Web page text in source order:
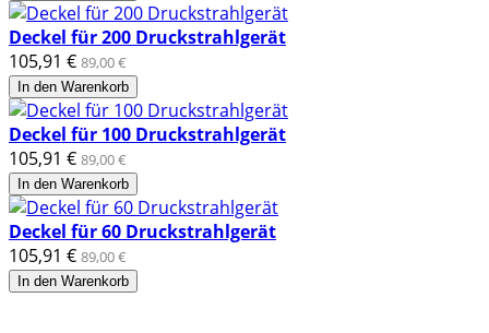
Deckel für 200 Druckstrahlgerät
105,91 € 89,00 €
In den Warenkorb
Deckel für 100 Druckstrahlgerät
105,91 € 89,00 €
In den Warenkorb
Deckel für 60 Druckstrahlgerät
105,91 € 89,00 €
In den Warenkorb